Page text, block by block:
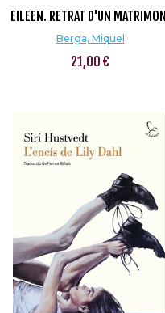
EILEEN. RETRAT D'UN MATRIMONI
Berga, Miquel
21,00 €